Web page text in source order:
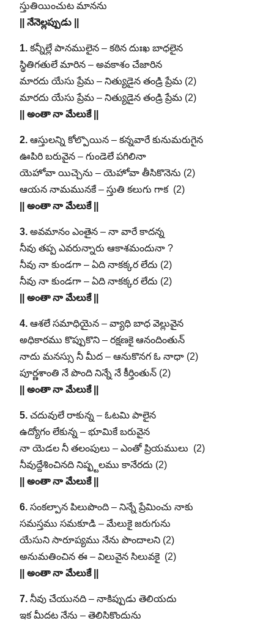
స్తుతియించుట మానను
|| నేనెల్లప్పుడు ||
1.కన్నీల్లే పానములైన – కఠిన దుఃఖ బాధలైన
స్థితిగతులే మారిన – అవకాశం చేజారిన
మారదు యేసు ప్రేమ – నిత్యుడైన తండ్రి ప్రేమ (2)
మారదు యేసు ప్రేమ – నిత్యుడైన తండ్రి ప్రేమ (2)
|| అంతా నా మేలుకే ||
2.ఆస్తులన్ని కోల్పొయిన – కన్నవారే కునుమరుగైన
ఊపిరి బరువైన – గుండెలే పగిలినా
యెహోవా యిచ్చెను – యెహోవా తీసికొనెను (2)
ఆయన నామమునకే – స్తుతి కలుగు గాక (2)
|| అంతా నా మేలుకే ||
3.అవమానం ఎంతైన – నా వారే కాదన్న
నీవు తప్ప ఎవరున్నారు ఆకాశమందునా ?
నీవు నా కుండగా – ఏది నాకక్కర లేదు (2)
నీవు నా కుండగా – ఏది నాకక్కర లేదు (2)
|| అంతా నా మేలుకే ||
4.ఆశలే సమాధియైన – వ్యాధి బాధ వెల్లువైన
అధికారము కొప్పుకొని – రక్షణకై ఆనందింతున్‌
నాదు మనస్సు నీ మీద – ఆనుకొనగ ఓ నాధా (2)
పూర్ణశాంతి నే పొంది నిన్నే నే కీర్తింతున్‌ (2)
|| అంతా నా మేలుకే ||
5.చదువులే రాకున్న – ఓటమి పాలైన
ఉద్యోగం లేకున్న – భూమికే బరువైన
నా యెడల నీ తలంపులు – ఎంతో ప్రియములు (2)
నీవుద్దేశించినది నిష్ఫ్టలము కానేరదు (2)
|| అంతా నా మేలుకే ||
6.సంకల్పాన పిలుపొంది – నిన్నే ప్రేమించు నాకు
సమస్తము సమకూడి – మేలుకై జరుగును
యేసుని సారూప్యము నేను పొందాలని (2)
అనుమతించిన ఈ – విలువైన సిలువకై (2)
|| అంతా నా మేలుకే ||
7.నీవు చేయునది – నాకిప్పుడు తెలియదు
ఇక మీదట నేను – తెలిసికొందును